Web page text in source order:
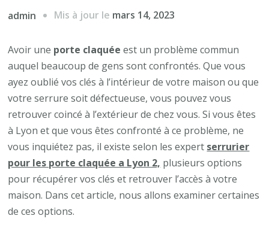
admin Mis à jour le mars 14, 2023
Avoir une porte claquéeest un problème commun
auquel beaucoup de gens sont confrontés. Que vous
ayez oublié vos clés à l’intérieur de votre maison ou que
votre serrure soit défectueuse, vous pouvez vous
retrouver coincé à l’extérieur de chez vous. Si vous êtes
à Lyon et que vous êtes confronté à ce problème, ne
vous inquiétez pas, il existe selon les expert serrurier
pour les porte claquée a Lyon 2, plusieurs options
pour récupérer vos clés et retrouver l’accès à votre
maison. Dans cet article, nous allons examiner certaines
de ces options.